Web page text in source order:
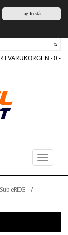
Jag förstår
I VARUKORGEN - 0:-
Toggle
navigation
eRIDE
/